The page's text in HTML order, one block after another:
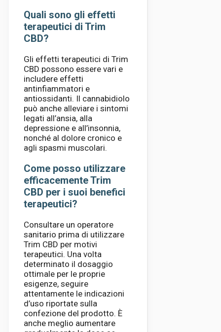
Quali sono gli effetti
terapeutici di Trim
CBD?
Gli effetti terapeutici di Trim
CBD possono essere vari e
includere effetti
antinfiammatori e
antiossidanti. Il cannabidiolo
può anche alleviare i sintomi
legati all’ansia, alla
depressione e all’insonnia,
nonché al dolore cronico e
agli spasmi muscolari.
Come posso utilizzare
efficacemente Trim
CBD per i suoi benefici
terapeutici?
Consultare un operatore
sanitario prima di utilizzare
Trim CBD per motivi
terapeutici. Una volta
determinato il dosaggio
ottimale per le proprie
esigenze, seguire
attentamente le indicazioni
d’uso riportate sulla
confezione del prodotto. È
anche meglio aumentare